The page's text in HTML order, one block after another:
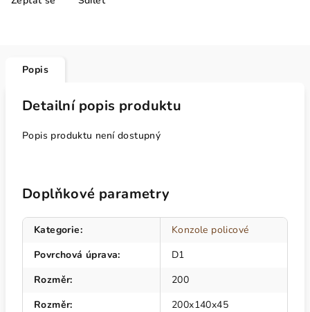
Popis
Detailní popis produktu
Popis produktu není dostupný
Doplňkové parametry
Kategorie:
Konzole policové
Povrchová úprava:
D1
Rozměr:
200
Rozměr: 200x140x45